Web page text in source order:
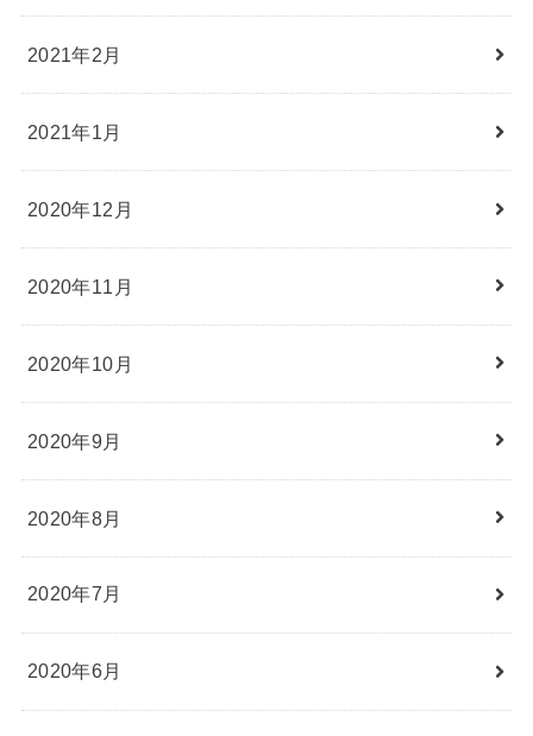
2021年2月
2021年1月
2020年12月
2020年11月
2020年10月
2020年9月
2020年8月
2020年7月
2020年6月